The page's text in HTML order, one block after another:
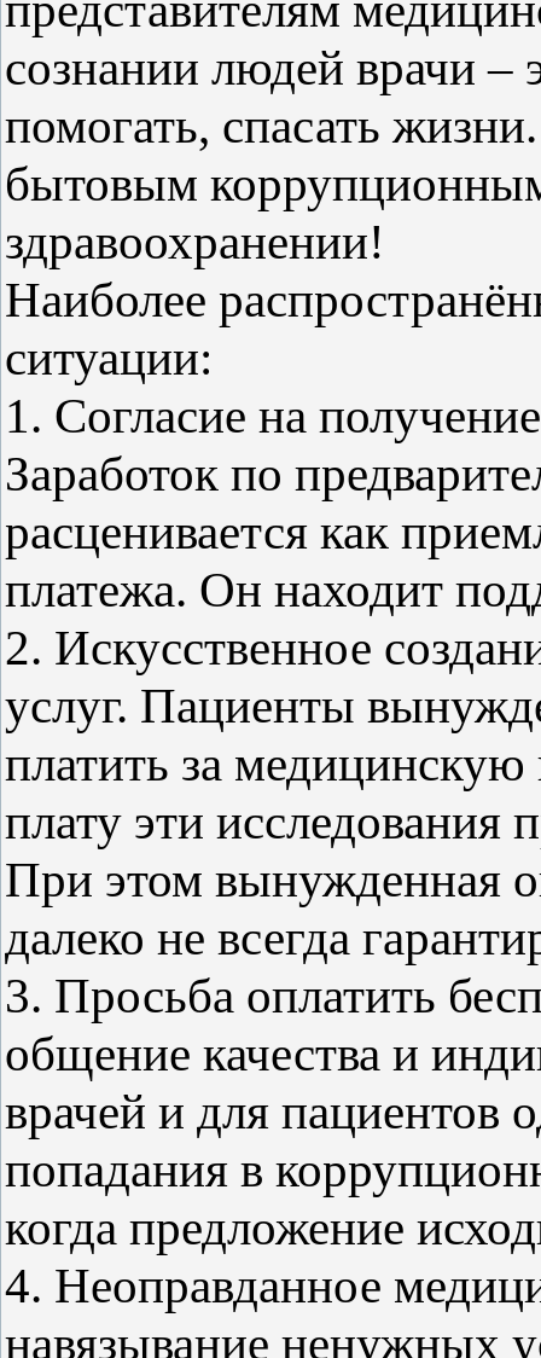
сознании людей врачи –
помогать, спасать
бытовым
здравоохранении!
Наиболее
ситуации:
1. Согласие на
Заработок по
расценивается как
платежа. Он находит
2. Искусственное
услуг. Пациенты
платить за
плату эти исследования
При этом вынужденная
далеко не всегда
3. Просьба оплатить
общение качества и
врачей и для пациентов
попадания в
когда предложение
4. Неоправданное
навязывание ненужных